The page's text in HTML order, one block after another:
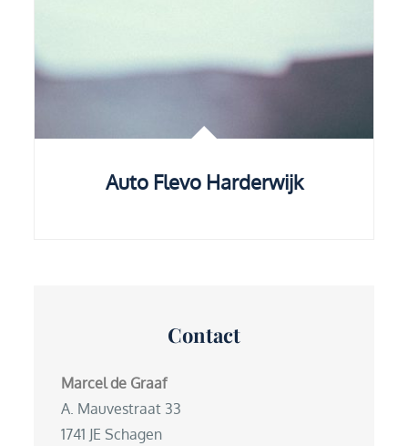
Auto Flevo Harderwijk
Contact
Marcel de Graaf
A. Mauvestraat 33
1741 JE Schagen